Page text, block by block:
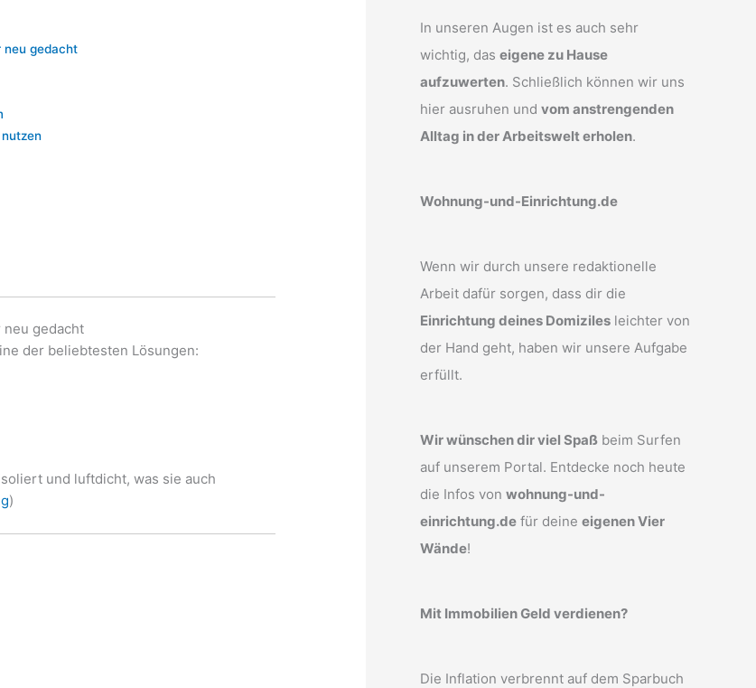
neu gedacht
neu gedacht
der beliebtesten Lösungen:
und luftdicht, was sie auch
)
In unseren Augen ist es auch sehr
wichtig, das eigene zu Hause
aufzuwerten. Schließlich können wir uns
hier ausruhen und vom anstrengenden
Alltag in der Arbeitswelt erholen.
Wohnung-und-Einrichtung.de
Wenn wir durch unsere redaktionelle
Arbeit dafür sorgen, dass dir die
Einrichtung deines Domiziles leichter von
der Hand geht, haben wir unsere Aufgabe
erfüllt.
Wir wünschen dir viel Spaß beim Surfen
auf unserem Portal. Entdecke noch heute
die Infos von wohnung-und-
einrichtung.de für deine eigenen Vier
Wände!
Mit Immobilien Geld verdienen?
Die Inflation verbrennt auf dem Sparbuch